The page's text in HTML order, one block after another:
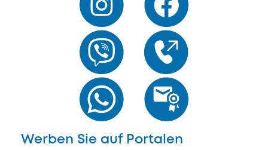
Werben Sie auf Portalen